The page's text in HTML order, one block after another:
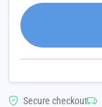
Secure checkout